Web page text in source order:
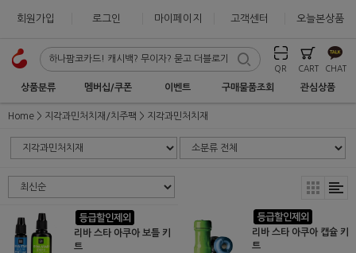
회원가입 로그인 마이페이지 고객센터 오늘본상품
QR CART CHAT
상품분류 멤버십/쿠폰 이벤트 구매물품조회 관심상품
Home 지각과민처치재/치주팩 지각과민처치재
리바 스타 아쿠아 보틀 키
트
리바 스타 아쿠아 캡슐 키
트